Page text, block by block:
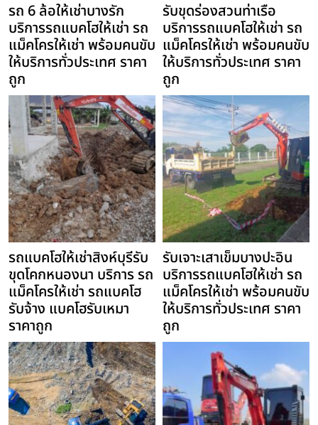
รถ 6 ล้อให้เช่าบางรัก
บริการรถแบคโฮให้เช่า รถ
แม็คโครให้เช่า พร้อมคนขับ
ให้บริการทั่วประเทศ ราคา
ถูก
รับขุดร่องสวนท่าเรือ
บริการรถแบคโฮให้เช่า รถ
แม็คโครให้เช่า พร้อมคนขับ
ให้บริการทั่วประเทศ ราคา
ถูก
รถแบคโฮให้เช่าสิงห์บุรีรับ
ขุดโคกหนองนา บริการ รถ
แม็คโครให้เช่า รถแบคโฮ
รับจ้าง แบคโฮรับเหมา
ราคาถูก
รับเจาะเสาเข็มบางปะอิน
บริการรถแบคโฮให้เช่า รถ
แม็คโครให้เช่า พร้อมคนขับ
ให้บริการทั่วประเทศ ราคา
ถูก